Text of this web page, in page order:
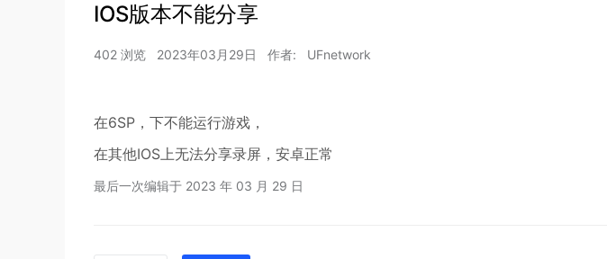
IOS版本不能分享
402 浏览 2023年03月29日 作者: UFnetwork
在6SP，下不能运行游戏，
在其他IOS上无法分享录屏，安卓正常
最后一次编辑于 2023 年 03 月 29 日